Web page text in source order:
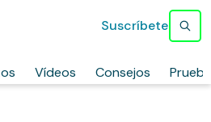
Vídeos Consejos
Suscríbete